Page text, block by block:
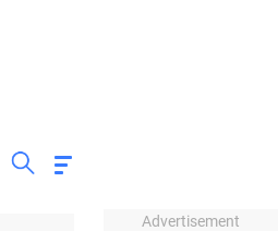
Advertisement